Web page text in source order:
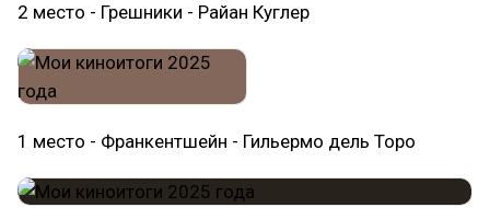
2 место - Грешники - Райан Куглер
1 место - Франкентшейн - Гильермо дель Торо